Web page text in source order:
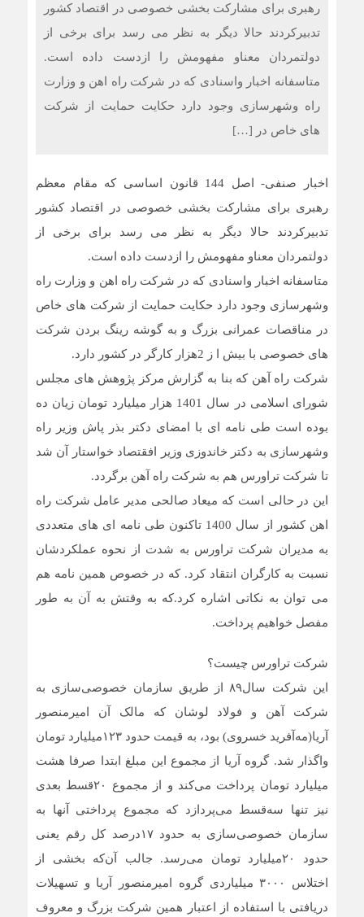
رهبری برای مشارکت بخشی خصوصی در اقتصاد کشور
تدبیرکردند حالا دیگر به نظر می رسد برای برخی از
دولتمردان معناو مفهومش را ازدست داده است.
متاسفانه اخبار واسنادی که در شرکت راه اهن و وزارت
راه وشهرسازی وجود دارد حکایت حمایت از شرکت
های خاص در […]
اخبار صنفی- اصل 144 قانون اساسی که مقام معظم
رهبری برای مشارکت بخشی خصوصی در اقتصاد کشور
تدبیرکردند حالا دیگر به نظر می رسد برای برخی از
دولتمردان معناو مفهومش را ازدست داده است.
متاسفانه اخبار واسنادی که در شرکت راه اهن و وزارت راه
وشهرسازی وجود دارد حکایت حمایت از شرکت های خاص
در مناقصات عمرانی بزرگ و به گوشه رینگ بردن شرکت
های خصوصی با بیش ا ز 2هزار کارگر در کشور دارد.
شرکت راه آهن که بنا به گزارش مرکز پژوهش های مجلس
شورای اسلامی در سال 1401 هزار میلیارد تومان زیان ده
بوده است طی نامه ای با امضای دکتر بذر پاش وزیر راه
وشهرسازی به دکتر خاندوزی وزیر افقتصاد خواستار آن شد
تا شرکت تراورس هم به شرکت راه آهن برگردد.
این در حالی است که میعاد صالحی مدیر عامل شرکت راه
اهن کشور از سال 1400 تاکنون طی نامه ای های متعددی
به مدیران شرکت تراورس به شدت از نحوه عملکردشان
نسبت به کارگران انتقاد کرد. که در خصوص همین نامه هم
می توان به نکاتی اشاره کرد.که به وقتش به آن به طور
مفصل خواهیم پرداخت.
شرکت تراورس چیست؟
این شرکت سال۸۹ از طریق سازمان خصوصی‌سازی به
شرکت آهن و فولاد لوشان که مالک آن امیرمنصور
آریا(مه‌آفرید خسروی) بود، به قیمت حدود ۱۲۳میلیارد تومان
واگذار شد. گروه آریا از مجموع این مبلغ ابتدا صرفا هشت
میلیارد تومان پرداخت می‌کند و از مجموع ۲۰قسط بعدی
نیز تنها سه‌قسط می‌پردازد که مجموع پرداختی آنها به
سازمان خصوصی‌سازی به حدود ۱۷درصد کل رقم یعنی
حدود ۲۰میلیارد تومان می‌رسد. جالب آن‌که بخشی از
اختلاس ۳۰۰۰ میلیاردی گروه امیرمنصور آریا و تسهیلات
دریافتی با استفاده از اعتبار همین شرکت بزرگ و معروف